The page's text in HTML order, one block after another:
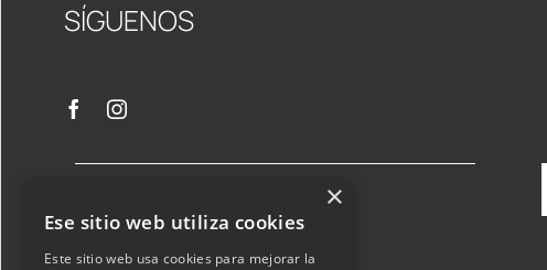
SÍGUENOS
×
Ese sitio web utiliza cookies
Este sitio web usa cookies para mejorar la